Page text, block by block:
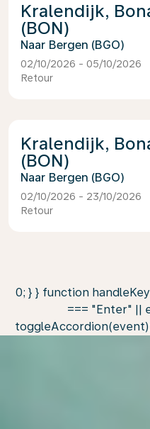
Kralendijk,
(BON)
Bergen (BGO)
02/10/2026 - 05/10/2026
Retour
Kralendijk,
(BON)
Bergen (BGO)
02/10/2026 - 23/10/2026
Retour
0; } } function
=== "Enter" ||